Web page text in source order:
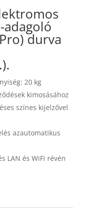
adagoló
durva
20 kg
kimosásához
színes kijelzővel
azautomatikus
LAN és WiFi révén